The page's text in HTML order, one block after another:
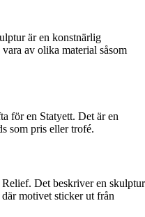
är en konstnärlig
av olika material såsom
för en Statyett. Det är en
som pris eller trofé.
Det beskriver en skulptur
motivet sticker ut från